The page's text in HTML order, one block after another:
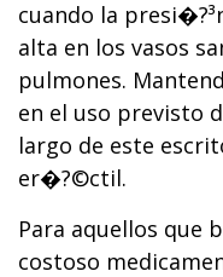
cuando la
alta en los vasos
pulmones.
en el uso previsto
largo de este
er�?©ctil.
Para aquellos que
costoso